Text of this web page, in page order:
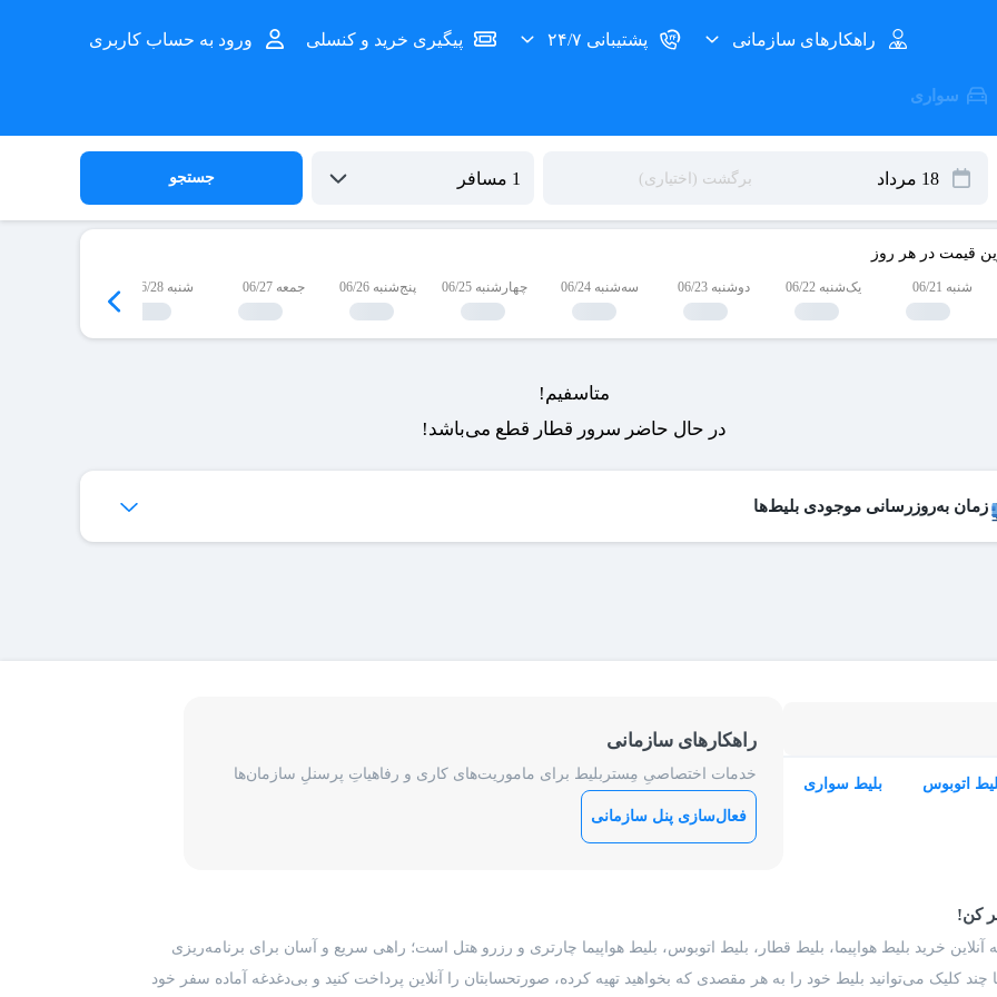
راهکارهای سازمانی پشتیبانی ۲۴/۷ پیگیری خرید و کنسلی ورود به حساب کاربری
سواری
جستجو
قیمت در هر روز
شنبه 06/21 یک‌شنبه 06/22 دوشنبه 06/23 سه‌شنبه 06/24 چهارشنبه 06/25 پنج‌شنبه 06/26 جمعه 06/27 شنبه 06/28
زمان به‌روزرسانی موجودی بلیط‌ها
متاسفیم!
در حال حاضر سرور قطار قطع می‌باشد!
اتوبوس بلیط سواری
راهکارهای سازمانی
خدمات اختصاصیِ مِستربلیط برای ماموریت‌های کاری و رفاهیاتِ پرسنلِ سازمان‌ها
فعال‌سازی پنل سازمانی
کن!
آنلاین خرید بلیط هواپیما، بلیط قطار، بلیط اتوبوس، بلیط هواپیما چارتری و رزرو هتل است؛ راهی سریع و آسان برای برنامه‌ریزی
چند کلیک می‌توانید بلیط خود را به هر مقصدی که بخواهید تهیه کرده، صورتحسابتان را آنلاین پرداخت کنید و بی‌دغدغه آماده سفر خود